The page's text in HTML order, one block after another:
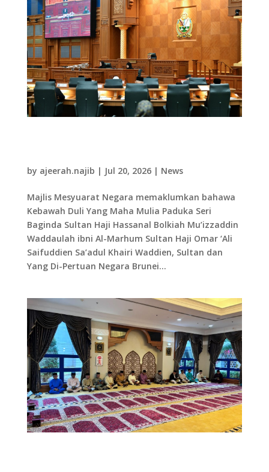
by ajeerah.najib | Jul 20, 2026| News
Majlis Mesyuarat Negara memaklumkan bahawa
Kebawah Duli Yang Maha Mulia Paduka Seri
Baginda Sultan Haji Hassanal Bolkiah Mu’izzaddin
Waddaulah ibni Al-Marhum Sultan Haji Omar ‘Ali
Saifuddien Sa’adul Khairi Waddien, Sultan dan
Yang Di-Pertuan Negara Brunei...